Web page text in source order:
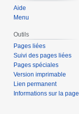
Aide
Menu
Outils
Pages liées
Suivi des pages liées
Pages spéciales
Version imprimable
Lien permanent
Informations sur la page